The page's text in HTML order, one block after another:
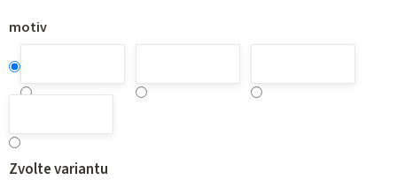
motiv
Zvolte variantu